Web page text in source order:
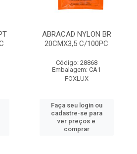
ABRACAD NYLON BR
20CMX3,5 C/100PC
Código: 28868
Embalagem: CA1
FOXLUX
Faça seu login ou
cadastre-se para
ver preços e
comprar